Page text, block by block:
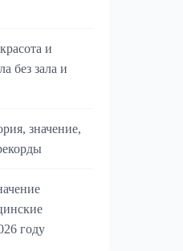
и
без зала и
значение,
году